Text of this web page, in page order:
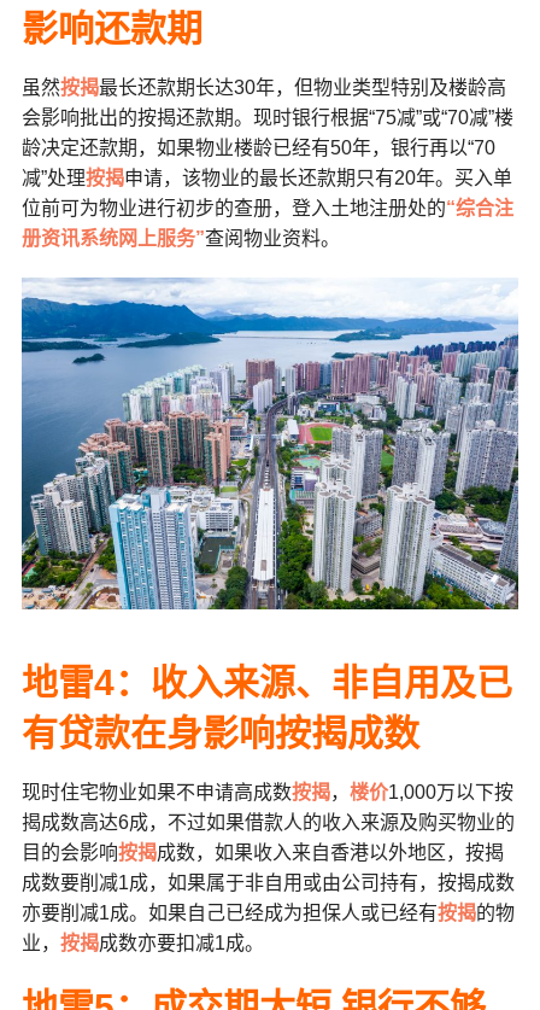
影响还款期
虽然按揭最长还款期长达30年，但物业类型特别及楼龄高
会影响批出的按揭还款期。现时银行根据“75减”或“70减”楼
龄决定还款期，如果物业楼龄已经有50年，银行再以“70
减”处理按揭申请，该物业的最长还款期只有20年。买入单
位前可为物业进行初步的查册，登入土地注册处的“综合注
册资讯系统网上服务”查阅物业资料。
地雷4：收入来源、非自用及已
有贷款在身影响按揭成数
现时住宅物业如果不申请高成数按揭， 楼价1,000万以下按
揭成数高达6成，不过如果借款人的收入来源及购买物业的
目的会影响按揭成数，如果收入来自香港以外地区，按揭
成数要削减1成，如果属于非自用或由公司持有，按揭成数
亦要削减1成。如果自己已经成为担保人或已经有按揭的物
业， 按揭成数亦要扣减1成。